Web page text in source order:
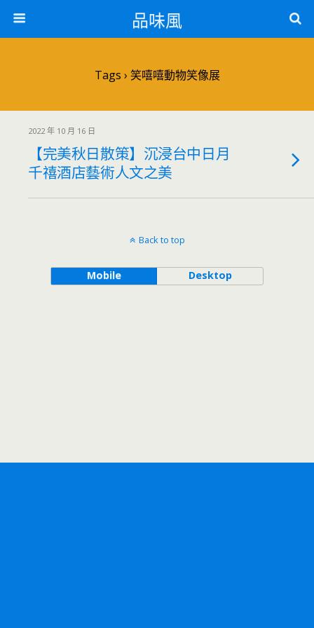
品味風
Tags › 笑嘻嘻動物笑像展
2022 年 10 月 16 日
【完美秋日散策】沉浸台中日月
千禧酒店藝術人文之美
Back to top
Mobile Desktop